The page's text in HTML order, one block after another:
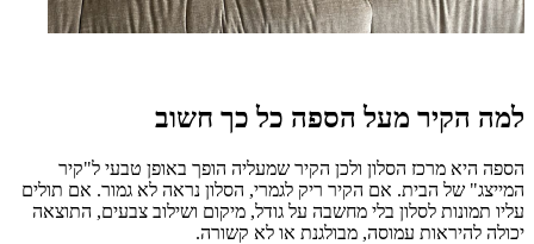
למה הקיר מעל הספה כל כך חשוב
הספה היא מרכז הסלון ולכן הקיר שמעליה הופך באופן טבעי ל"קיר
המייצג" של הבית. אם הקיר ריק לגמרי, הסלון נראה לא גמור. אם תולים
עליו תמונות לסלון בלי מחשבה על גודל, מיקום ושילוב צבעים, התוצאה
יכולה להיראות עמוסה, מבולגנת או לא קשורה.